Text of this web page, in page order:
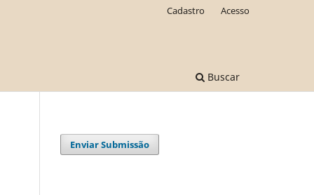
Buscar
Cadastro Acesso
Enviar Submissão